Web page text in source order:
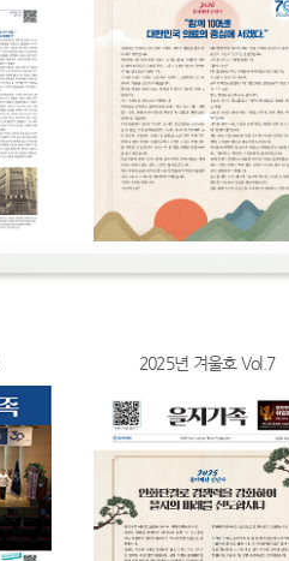
2025년 겨울호 Vol.7